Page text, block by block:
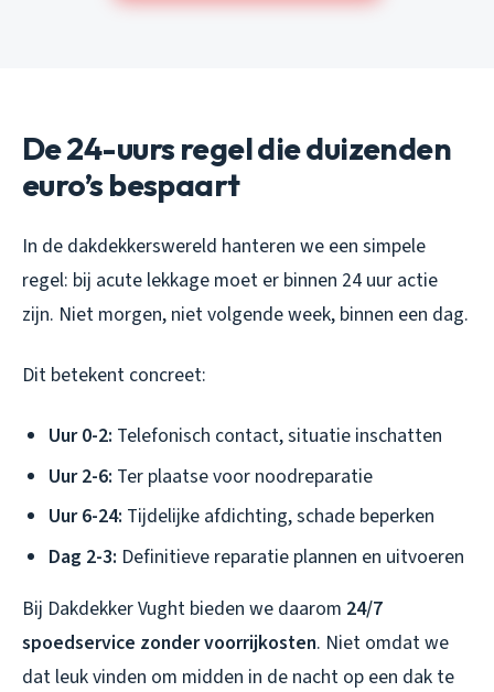
De 24-uurs regel die duizenden
euro’s bespaart
In de dakdekkerswereld hanteren we een simpele
regel: bij acute lekkage moet er binnen 24 uur actie
zijn. Niet morgen, niet volgende week, binnen een dag.
Dit betekent concreet:
Uur 0-2: Telefonisch contact, situatie inschatten
Uur 2-6: Ter plaatse voor noodreparatie
Uur 6-24: Tijdelijke afdichting, schade beperken
Dag 2-3: Definitieve reparatie plannen en uitvoeren
Bij Dakdekker Vught bieden we daarom 24/7
spoedservice zonder voorrijkosten. Niet omdat we
dat leuk vinden om midden in de nacht op een dak te